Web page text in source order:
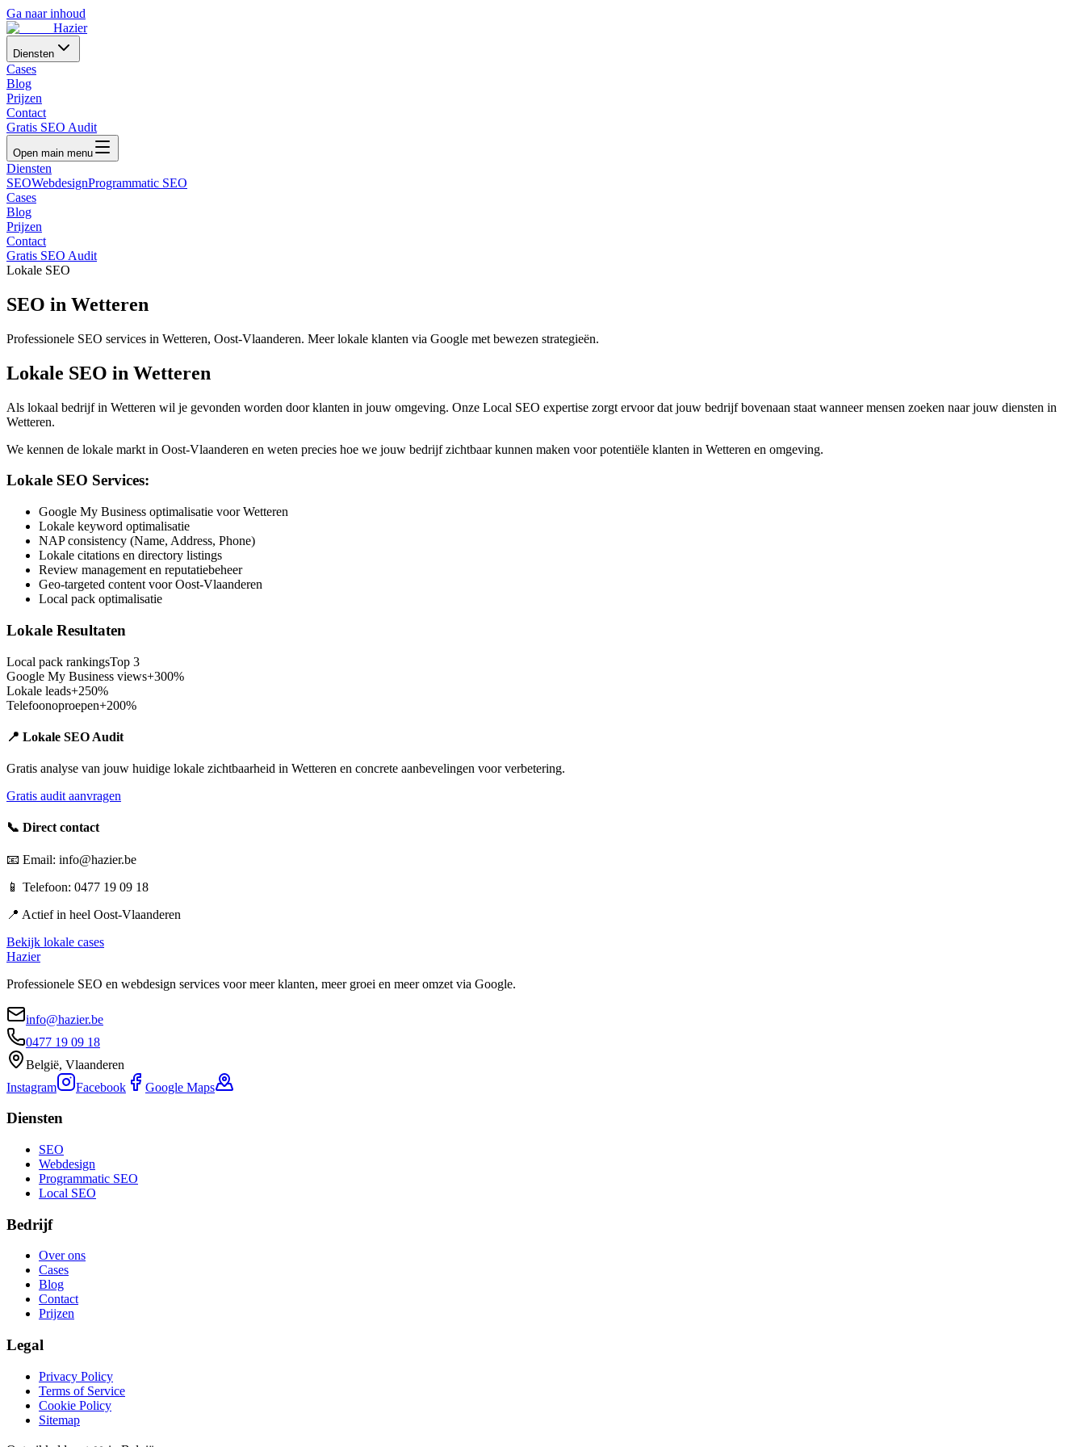
Ga naar inhoud
Hazier
Diensten
Cases
Blog
Prijzen
Contact
Gratis SEO Audit
Open main menu
Diensten
SEOWebdesignProgrammatic SEO
Cases
Blog
Prijzen
Contact
Gratis SEO Audit
Lokale SEO
SEO in Wetteren
Professionele SEO services in Wetteren, Oost-Vlaanderen. Meer lokale klanten via Google met bewezen strategieën.
Lokale SEO in Wetteren
Als lokaal bedrijf in Wetteren wil je gevonden worden door klanten in jouw omgeving. Onze Local SEO expertise zorgt ervoor dat jouw bedrijf bovenaan staat wanneer mensen zoeken naar jouw diensten in
Wetteren.
We kennen de lokale markt in Oost-Vlaanderen en weten precies hoe we jouw bedrijf zichtbaar kunnen maken voor potentiële klanten in Wetteren en omgeving.
Lokale SEO Services:
Google My Business optimalisatie voor Wetteren
Lokale keyword optimalisatie
NAP consistency (Name, Address, Phone)
Lokale citations en directory listings
Review management en reputatiebeheer
Geo-targeted content voor Oost-Vlaanderen
Local pack optimalisatie
Lokale Resultaten
Local pack rankingsTop 3
Google My Business views+300%
Lokale leads+250%
Telefoonoproepen+200%
📍 Lokale SEO Audit
Gratis analyse van jouw huidige lokale zichtbaarheid in Wetteren en concrete aanbevelingen voor verbetering.
Gratis audit aanvragen
📞 Direct contact
📧 Email: info@hazier.be
📱 Telefoon: 0477 19 09 18
📍 Actief in heel Oost-Vlaanderen
Bekijk lokale cases
Hazier
Professionele SEO en webdesign services voor meer klanten, meer groei en meer omzet via Google.
info@hazier.be
0477 19 09 18
België, Vlaanderen
Instagram
Facebook Google Maps
Diensten
SEO
Webdesign
Programmatic SEO
Local SEO
Bedrijf
Over ons
Cases
Blog
Contact
Prijzen
Legal
Privacy Policy
Terms of Service
Cookie Policy
Sitemap